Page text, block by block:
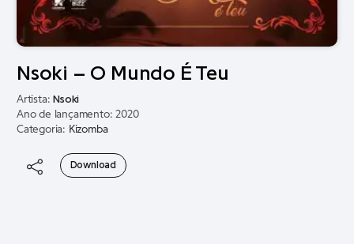
Nsoki – O Mundo É Teu
Artista: Nsoki
Ano de lançamento: 2020
Categoria: Kizomba
Download